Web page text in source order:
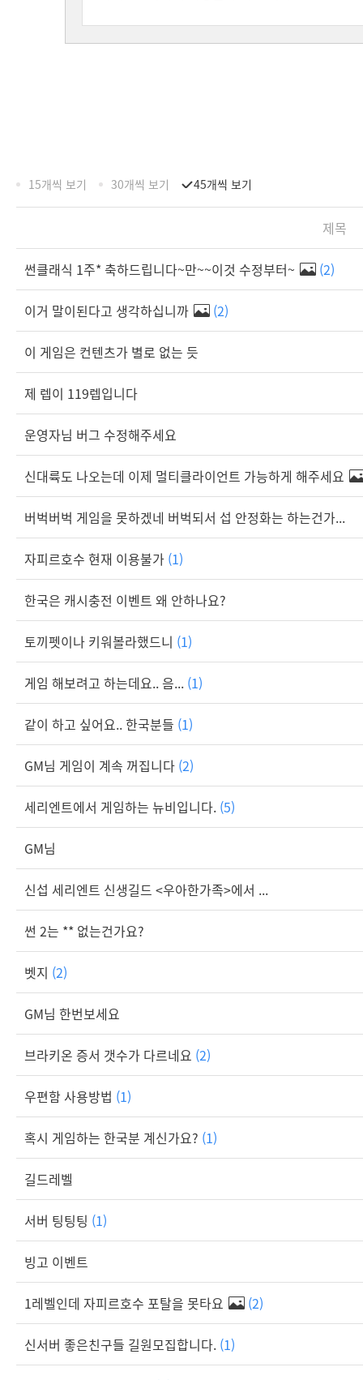
15개씩 보기 30개씩 보기 45개씩 보기
제목
썬클래식 1주* 축하드립니다~만~~이것 수정부터~ (2)
이거 말이된다고 생각하십니까 (2)
이 게임은 컨텐츠가 별로 없는 듯
제 렙이 119렙입니다
운영자님 버그 수정해주세요
신대륙도 나오는데 이제 멀티클라이언트 가능하게 해주세요
버벅버벅 게임을 못하겠네 버벅되서 섭 안정화는 하는건가...
자피르호수 현재 이용불가 (1)
한국은 캐시충전 이벤트 왜 안하나요?
토끼펫이나 키워볼라했드니 (1)
게임 해보려고 하는데요.. 음... (1)
같이 하고 싶어요.. 한국분들 (1)
GM님 게임이 계속 꺼집니다 (2)
세리엔트에서 게임하는 뉴비입니다. (5)
GM님
신섭 세리엔트 신생길드 <우아한가족>에서 ...
썬 2는 ** 없는건가요?
벳지 (2)
GM님 한번보세요
브라키온 증서 갯수가 다르네요 (2)
우편함 사용방법 (1)
혹시 게임하는 한국분 계신가요? (1)
길드레벨
서버 팅팅팅 (1)
빙고 이벤트
1레벨인데 자피르호수 포탈을 못타요 (2)
신서버 좋은친구들 길원모집합니다. (1)